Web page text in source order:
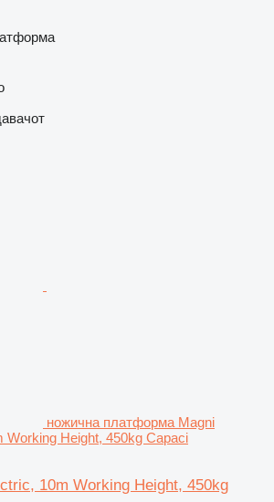
ножична платформа Magni
Working Height, 450kg Capaci
10m Working Height, 450kg